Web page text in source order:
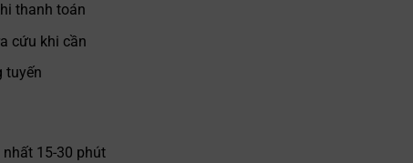
thanh toán
cứu khi cần
tuyến
15-30 phút